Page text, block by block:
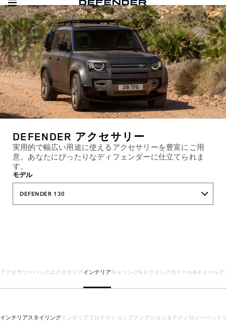
DEFENDER アクセサリー
実用的で幅広い用途に使えるアクセサリーを豊富にご用
意。あなたにぴったりなディフェンダーに仕立てられま
す。
モデル
DEFENDER 130
アクセサリーパック エクステリアインテリアキャリング&トウイングホイール&ホイール
インテリアスタイリングインテリアプロテクションファンクション＆テクノロジーペット